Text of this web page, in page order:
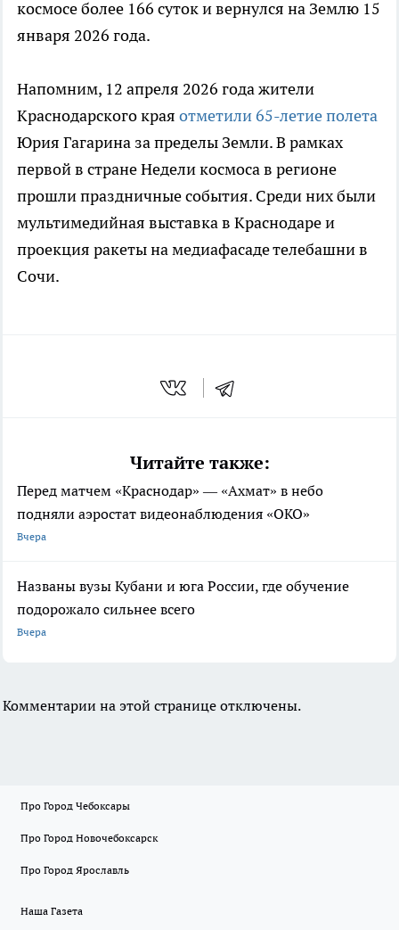
космосе более 166 суток и вернулся на Землю 15
января 2026 года.
Напомним, 12 апреля 2026 года жители
Краснодарского края отметили 65-летие полета
Юрия Гагарина за пределы Земли. В рамках
первой в стране Недели космоса в регионе
прошли праздничные события. Среди них были
мультимедийная выставка в Краснодаре и
проекция ракеты на медиафасаде телебашни в
Сочи.
Читайте также:
Перед матчем «Краснодар» — «Ахмат» в небо
подняли аэростат видеонаблюдения «ОКО»
Вчера
Названы вузы Кубани и юга России, где обучение
подорожало сильнее всего
Вчера
Комментарии на этой странице отключены.
Про Город Чебоксары
Про Город Новочебоксарск
Про Город Ярославль
Наша Газета